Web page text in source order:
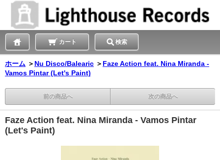
カート 検索
ホーム ＞ Nu Disco/Balearic ＞ Faze Action feat. Nina Miranda -
Vamos Pintar (Let's Paint)
前の商品へ 次の商品へ
Faze Action feat. Nina Miranda - Vamos Pintar
(Let's Paint)